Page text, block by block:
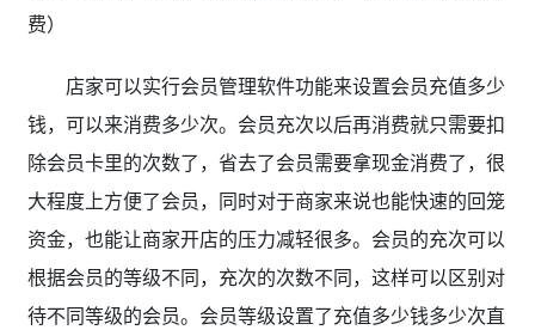
费）
店家可以实行会员管理软件功能来设置会员充值多少
钱，可以来消费多少次。会员充次以后再消费就只需要扣
除会员卡里的次数了，省去了会员需要拿现金消费了，很
大程度上方便了会员，同时对于商家来说也能快速的回笼
资金，也能让商家开店的压力减轻很多。会员的充次可以
根据会员的等级不同，充次的次数不同，这样可以区别对
待不同等级的会员。会员等级设置了充值多少钱多少次直